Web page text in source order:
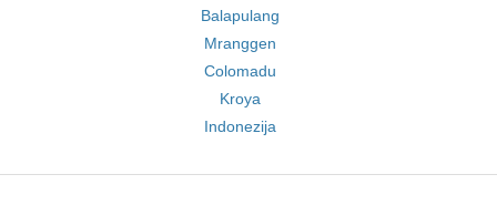
Balapulang
Mranggen
Colomadu
Kroya
Indonezija